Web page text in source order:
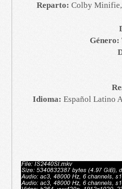
Reparto: Colby Minifie,
Género:
Idioma: Español Latino